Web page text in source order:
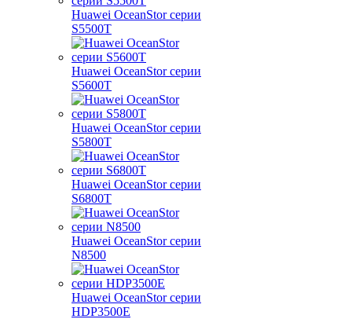
Huawei OceanStor серии
S5500T
Huawei OceanStor серии
S5600T
Huawei OceanStor серии
S5800T
Huawei OceanStor серии
S6800T
Huawei OceanStor серии
N8500
Huawei OceanStor серии
HDP3500E